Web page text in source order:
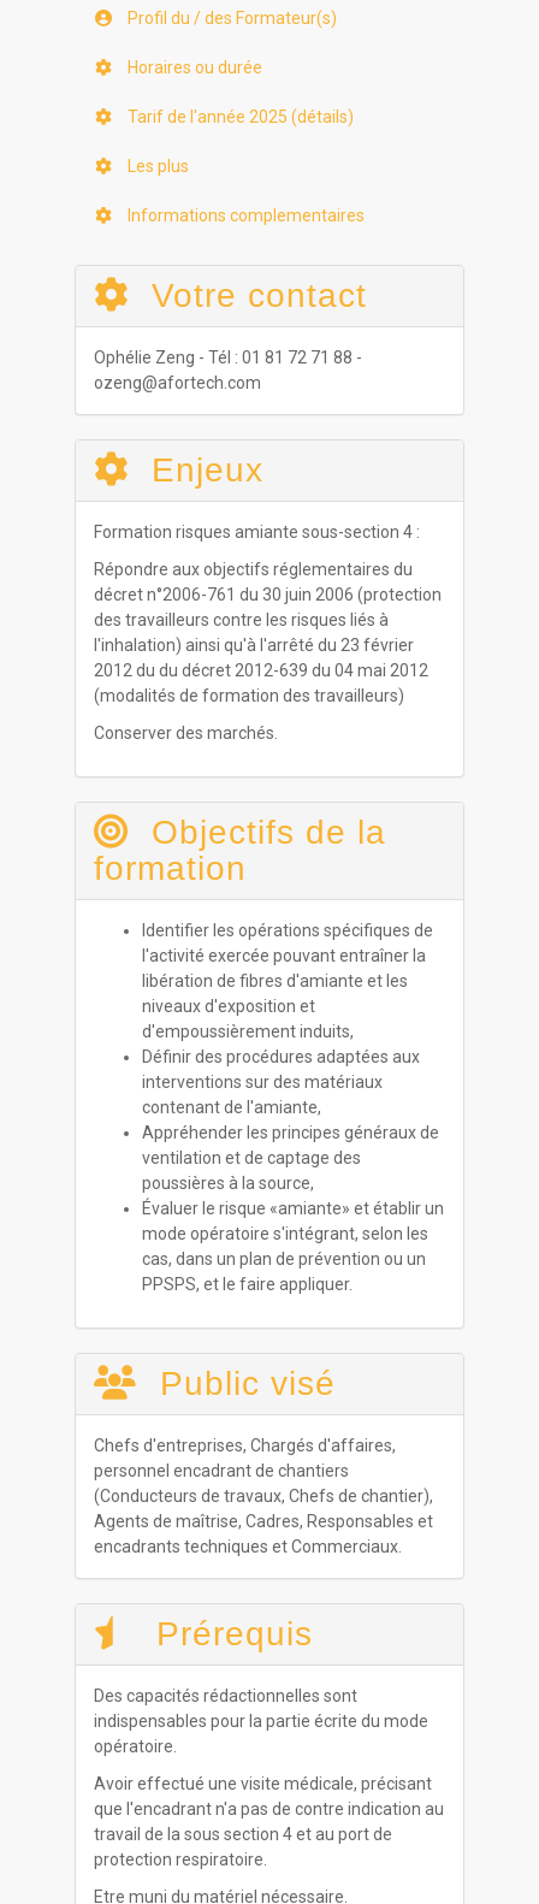
Profil du / des Formateur(s)
Horaires ou durée
Tarif de l'année 2025 (détails)
Les plus
Informations complementaires
Votre contact
Ophélie Zeng - Tél : 01 81 72 71 88 -
ozeng@afortech.com
Enjeux
Formation risques amiante sous-section 4 :
Répondre aux objectifs réglementaires du
décret n°2006-761 du 30 juin 2006 (protection
des travailleurs contre les risques liés à
l'inhalation) ainsi qu'à l'arrêté du 23 février
2012 du du décret 2012-639 du 04 mai 2012
(modalités de formation des travailleurs)
Conserver des marchés.
Objectifs de la
formation
Identifier les opérations spécifiques de
l'activité exercée pouvant entraîner la
libération de fibres d'amiante et les
niveaux d'exposition et
d'empoussièrement induits,
Définir des procédures adaptées aux
interventions sur des matériaux
contenant de l'amiante,
Appréhender les principes généraux de
ventilation et de captage des
poussières à la source,
Évaluer le risque «amiante» et établir un
mode opératoire s'intégrant, selon les
cas, dans un plan de prévention ou un
PPSPS, et le faire appliquer.
Public visé
Chefs d'entreprises, Chargés d'affaires,
personnel encadrant de chantiers
(Conducteurs de travaux, Chefs de chantier),
Agents de maîtrise, Cadres, Responsables et
encadrants techniques et Commerciaux.
Prérequis
Des capacités rédactionnelles sont
indispensables pour la partie écrite du mode
opératoire.
Avoir effectué une visite médicale, précisant
que l'encadrant n'a pas de contre indication au
travail de la sous section 4 et au port de
protection respiratoire.
Etre muni du matériel nécessaire.